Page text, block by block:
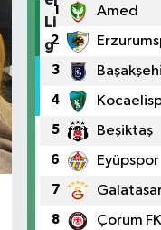
1 Amed
2
3
4
5 Beşiktaş
6 Eyüpspor
7
8 Çorum FK